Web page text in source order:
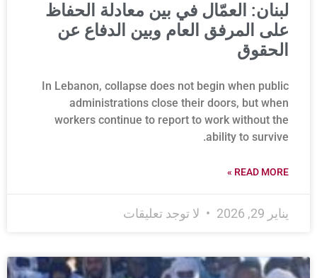
لبنان: العمّال في بين معادلة الحفاظ
على المرفق العام وبين الدفاع عن
الحقوق
In Lebanon, collapse does not begin when public
administrations close their doors, but when
workers continue to report to work without the
ability to survive.
READ MORE »
يناير 29, 2026 لا توجد تعليقات